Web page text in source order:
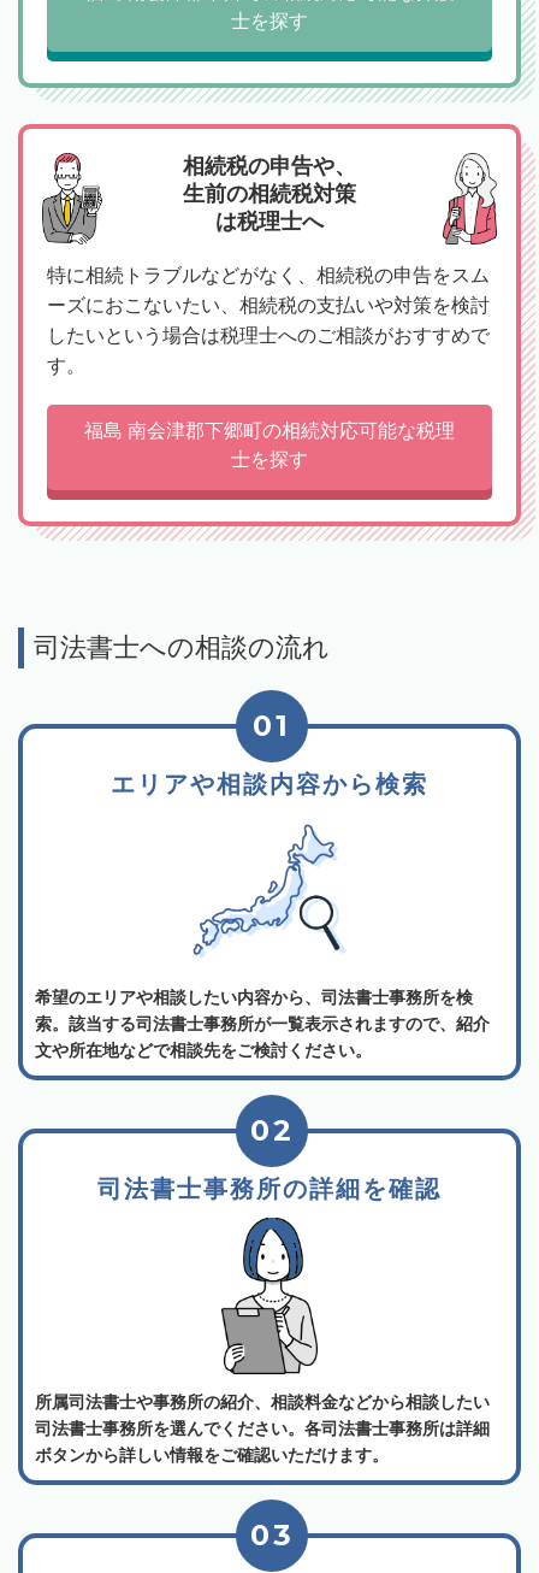
士を探す
相続税の申告や、
生前の相続税対策
は税理士へ
特に相続トラブルなどがなく、相続税の申告をスム
ーズにおこないたい、相続税の支払いや対策を検討
したいという場合は税理士へのご相談がおすすめで
す。
福島 南会津郡下郷町の相続対応可能な税理
士を探す
司法書士への相談の流れ
エリアや相談内容から検索
01
希望のエリアや相談したい内容から、司法書士事務所を検
索。該当する司法書士事務所が一覧表示されますので、紹介
文や所在地などで相談先をご検討ください。
司法書士事務所の詳細を確認
02
所属司法書士や事務所の紹介、相談料金などから相談したい
司法書士事務所を選んでください。各司法書士事務所は詳細
ボタンから詳しい情報をご確認いただけます。
03